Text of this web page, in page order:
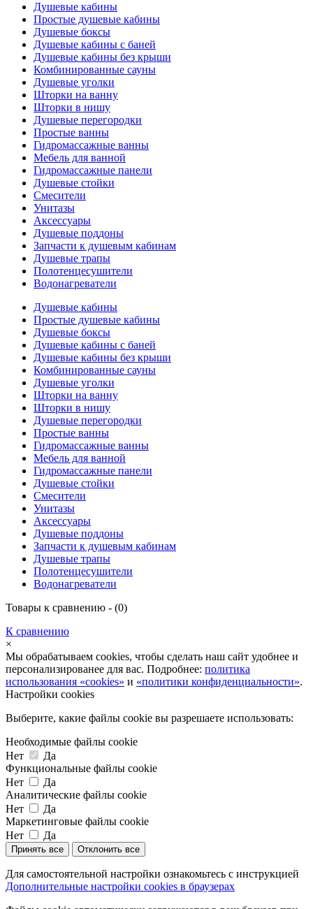
Душевые кабины
Простые душевые кабины
Душевые боксы
Душевые кабины с баней
Душевые кабины без крыши
Комбинированные сауны
Душевые уголки
Шторки на ванну
Шторки в нишу
Душевые перегородки
Простые ванны
Гидромассажные ванны
Мебель для ванной
Гидромассажные панели
Душевые стойки
Смесители
Унитазы
Аксессуары
Душевые поддоны
Запчасти к душевым кабинам
Душевые трапы
Полотенцесушители
Водонагреватели
Душевые кабины
Простые душевые кабины
Душевые боксы
Душевые кабины с баней
Душевые кабины без крыши
Комбинированные сауны
Душевые уголки
Шторки на ванну
Шторки в нишу
Душевые перегородки
Простые ванны
Гидромассажные ванны
Мебель для ванной
Гидромассажные панели
Душевые стойки
Смесители
Унитазы
Аксессуары
Душевые поддоны
Запчасти к душевым кабинам
Душевые трапы
Полотенцесушители
Водонагреватели
Товары к сравнению - (0)
К сравнению
×
Мы обрабатываем cookies, чтобы сделать наш сайт удобнее и
персонализированее для вас. Подробнее: политика
использования «cookies» и «политики конфиденциальности».
Настройки cookies
Выберите, какие файлы cookie вы разрешаете использовать:
Необходимые файлы cookie
Нет
Да
Функциональные файлы cookie
Нет
Да
Аналитические файлы cookie
Нет
Да
Маркетинговые файлы cookie
Нет
Да
Принять все Отклонить все
Для самостоятельной настройки ознакомьтесь с инструкцией
Дополнительные настройки cookies в браузерах